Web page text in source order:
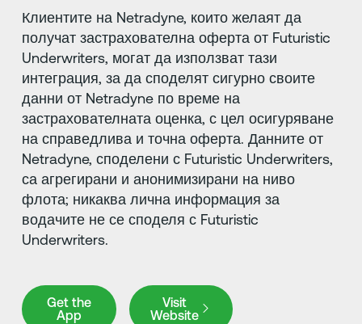
Клиентите на Netradyne, които желаят да
получат застрахователна оферта от Futuristic
Underwriters, могат да използват тази
интеграция, за да споделят сигурно своите
данни от Netradyne по време на
застрахователната оценка, с цел осигуряване
на справедлива и точна оферта. Данните от
Netradyne, споделени с Futuristic Underwriters,
са агрегирани и анонимизирани на ниво
флота; никаква лична информация за
водачите не се споделя с Futuristic
Underwriters.
Get the
App
Get the App
Visit
Website
Visit Website